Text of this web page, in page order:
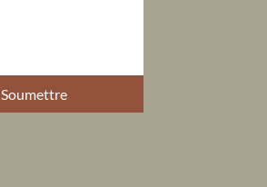
Soumettre